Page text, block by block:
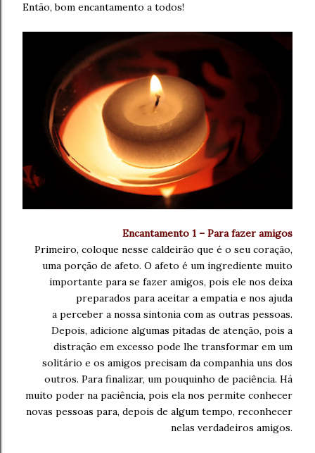
Então, bom encantamento a todos!
Encantamento 1 – Para fazer amigos
Primeiro, coloque nesse caldeirão que é o seu coração,
uma porção de afeto. O afeto é um ingrediente muito
importante para se fazer amigos, pois ele nos deixa
preparados para aceitar a empatia e nos ajuda
a perceber a nossa sintonia com as outras pessoas.
Depois, adicione algumas pitadas de atenção, pois a
distração em excesso pode lhe transformar em um
solitário e os amigos precisam da companhia uns dos
outros. Para finalizar, um pouquinho de paciência. Há
muito poder na paciência, pois ela nos permite conhecer
novas pessoas para, depois de algum tempo, reconhecer
nelas verdadeiros amigos.